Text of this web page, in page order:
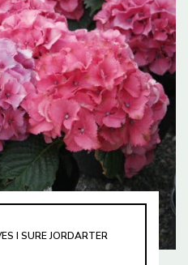
I SURE JORDARTER